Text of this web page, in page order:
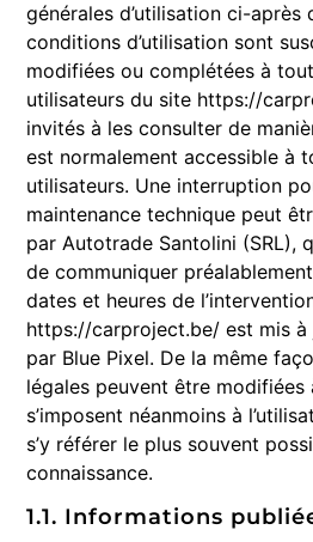
générales d’utilisation ci-après
conditions d’utilisation sont
modifiées ou complétées à
utilisateurs du site https://
invités à les consulter de
est normalement accessible à
utilisateurs. Une interruption
maintenance technique peut
par Autotrade Santolini (SRL),
de communiquer
dates et heures de
https://carproject.be/ est mis à
par Blue Pixel. De la même
légales peuvent être
s’imposent néanmoins à
s’y référer le plus souvent
connaissance.
1.1. Informations